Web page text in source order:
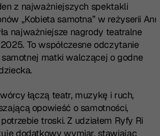
z najważniejszych spektakli
„Kobieta samotna” w reżyserii
najważniejsze nagrody teatralne
To współczesne odczytanie
samotnej matki walczącej o godne
łączą teatr, muzykę i ruch,
opowieść o samotności,
troski. Z udziałem Ryfy Ri
dodatkowy wymiar, stawiając